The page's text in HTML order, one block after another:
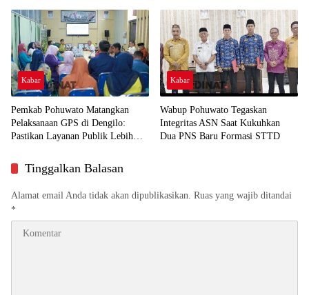
Kabar
Pemkab Pohuwato Matangkan
Pelaksanaan GPS di Dengilo:
Pastikan Layanan Publik Lebih
Kabar
Wabup Pohuwato Tegaskan
Integritas ASN Saat Kukuhkan
Dua PNS Baru Formasi STTD
Tinggalkan Balasan
Alamat email Anda tidak akan dipublikasikan. Ruas yang wajib ditandai
*